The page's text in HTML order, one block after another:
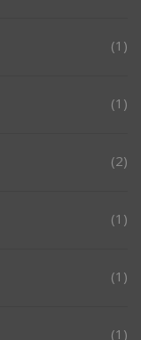
(1)
(1)
(2)
(1)
(1)
(1)